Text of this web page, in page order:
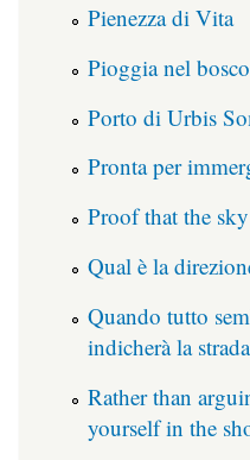
Pienezza di Vita
Pioggia nel bosco
Porto di Urbis
Pronta per
Proof that the
Qual è la
Quando tutto
indicherà la strada
Rather than
yourself in the